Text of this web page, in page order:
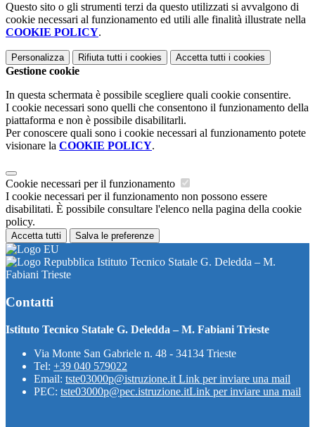
Questo sito o gli strumenti terzi da questo utilizzati si avvalgono di
cookie necessari al funzionamento ed utili alle finalità illustrate nella
COOKIE POLICY.
Personalizza Rifiuta tutti i cookies Accetta tutti i cookies
Gestione cookie
In questa schermata è possibile scegliere quali cookie consentire.
I cookie necessari sono quelli che consentono il funzionamento della
piattaforma e non è possibile disabilitarli.
Per conoscere quali sono i cookie necessari al funzionamento potete
visionare la COOKIE POLICY.
Cookie necessari per il funzionamento
I cookie necessari per il funzionamento non possono essere
disabilitati. È possibile consultare l'elenco nella pagina della cookie
policy.
Accetta tutti Salva le preferenze
Istituto Tecnico Statale G. Deledda – M.
Fabiani Trieste
Contatti
Istituto Tecnico Statale G. Deledda – M. Fabiani Trieste
Via Monte San Gabriele n. 48 - 34134 Trieste
Tel: +39 040 579022
Email: tste03000p@istruzione.it Link per inviare una mail
PEC: tste03000p@pec.istruzione.itLink per inviare una mail